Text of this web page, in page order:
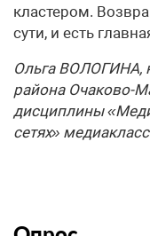
кластером.
сути, и есть
Ольга ВОЛОГИНА,
района Очаково-
дисциплины
сетях»